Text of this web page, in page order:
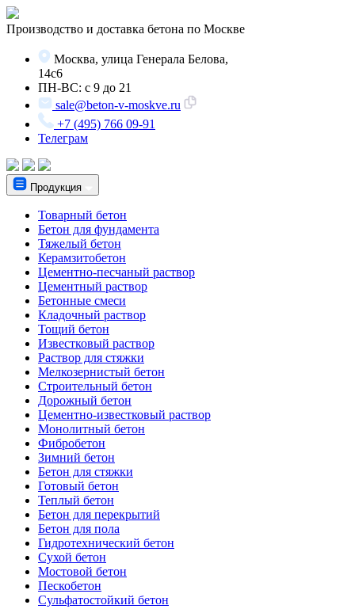
Производство и доставка бетона по Москве
Москва, улица Генерала Белова,
14с6
ПН-ВС: с 9 до 21
sale@beton-v-moskve.ru
+7 (495) 766 09-91
Телеграм
Продукция
Товарный бетон
Бетон для фундамента
Тяжелый бетон
Керамзитобетон
Цементно-песчаный раствор
Цементный раствор
Бетонные смеси
Кладочный раствор
Тощий бетон
Известковый раствор
Раствор для стяжки
Мелкозернистый бетон
Строительный бетон
Дорожный бетон
Цементно-известковый раствор
Монолитный бетон
Фибробетон
Зимний бетон
Бетон для стяжки
Готовый бетон
Теплый бетон
Бетон для перекрытий
Бетон для пола
Гидротехнический бетон
Сухой бетон
Мостовой бетон
Пескобетон
Сульфатостойкий бетон